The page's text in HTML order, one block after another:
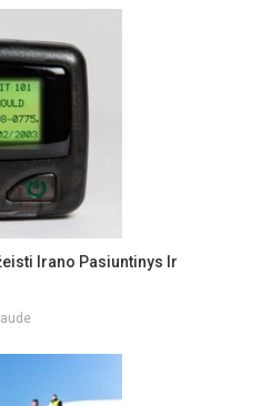
Irano Pasiuntinys Ir